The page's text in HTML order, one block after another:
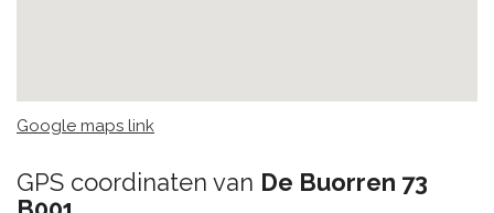
Google maps link
GPS coordinaten van De Buorren 73